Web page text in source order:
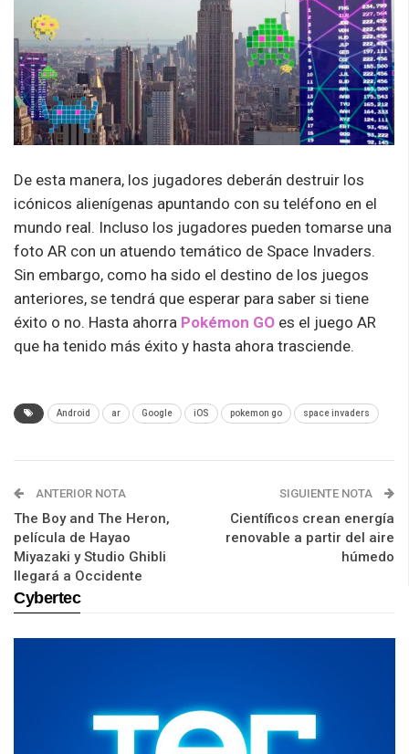
De esta manera, los jugadores deberán destruir los
icónicos alienígenas apuntando con su teléfono en el
mundo real. Incluso los jugadores pueden tomarse una
foto AR con un atuendo temático de Space Invaders.
Sin embargo, como ha sido el destino de los juegos
anteriores, se tendrá que esperar para saber si tiene
éxito o no. Hasta ahorra Pokémon GO es el juego AR
que ha tenido más éxito y hasta ahora trasciende.
Android ar Google iOS pokemon go space invaders
ANTERIOR NOTA
The Boy and The Heron,
película de Hayao
Miyazaki y Studio Ghibli
llegará a Occidente
SIGUIENTE NOTA
Científicos crean energía
renovable a partir del aire
húmedo
Cybertec